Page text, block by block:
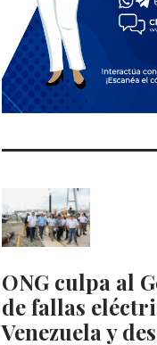
ONG culpa al
de fallas
Venezuela y